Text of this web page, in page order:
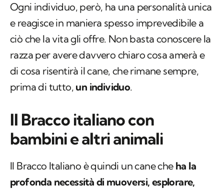
Ogni individuo, però, ha una personalità unica
e reagisce in maniera spesso imprevedibile a
ciò che la vita gli offre. Non basta conoscere la
razza per avere davvero chiaro cosa amerà e
di cosa risentirà il cane, che rimane sempre,
prima di tutto, un individuo.
Il Bracco italiano con
bambini e altri animali
Il Bracco Italiano è quindi un cane che ha la
profonda necessità di muoversi, esplorare,